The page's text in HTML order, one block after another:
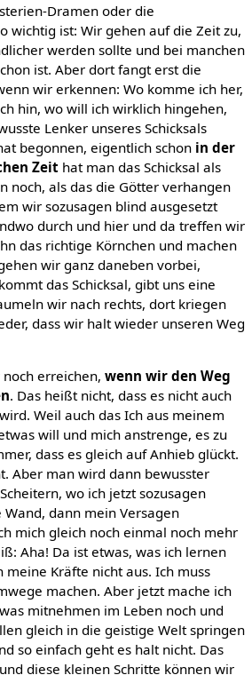
Dramen oder die
wichtig ist: Wir gehen auf die Zeit zu,
werden sollte und bei manchen
ist. Aber dort fangt erst die
wir erkennen: Wo komme ich her,
hin, wo will ich wirklich hingehen,
Lenker unseres Schicksals
begonnen, eigentlich schon in der
Zeithat man das Schicksal als
noch, als das die Götter verhangen
wir sozusagen blind ausgesetzt
durch und hier und da treffen wir
das richtige Körnchen und machen
wir ganz daneben vorbei,
das Schicksal, gibt uns eine
wir nach rechts, dort kriegen
dass wir halt wieder unseren Weg
erreichen, wenn wir den Weg
. Das heißt nicht, dass es nicht auch
Weil auch das Ich aus meinem
will und mich anstrenge, es zu
dass es gleich auf Anhieb glückt.
Aber man wird dann bewusster
wo ich jetzt sozusagen
dann mein Versagen
mich gleich noch einmal noch mehr
Aha! Da ist etwas, was ich lernen
meine Kräfte nicht aus. Ich muss
machen. Aber jetzt mache ich
mitnehmen im Leben noch und
gleich in die geistige Welt springen
so einfach geht es halt nicht. Das
diese kleinen Schritte können wir